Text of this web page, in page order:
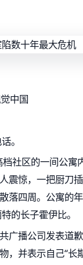
中国
。
社区的一间公寓
震惊，一把厨刀
落四周。公寓的
的长子霍伊比。
广播公司发表道
，并表示自己“长